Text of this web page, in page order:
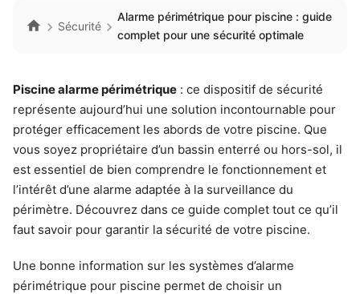
Sécurité
Alarme périmétrique pour piscine : guide
complet pour une sécurité optimale
Piscine alarme périmétrique : ce dispositif de sécurité
représente aujourd’hui une solution incontournable pour
protéger efficacement les abords de votre piscine. Que
vous soyez propriétaire d’un bassin enterré ou hors-sol, il
est essentiel de bien comprendre le fonctionnement et
l’intérêt d’une alarme adaptée à la surveillance du
périmètre. Découvrez dans ce guide complet tout ce qu’il
faut savoir pour garantir la sécurité de votre piscine.
Une bonne information sur les systèmes d’alarme
périmétrique pour piscine permet de choisir un